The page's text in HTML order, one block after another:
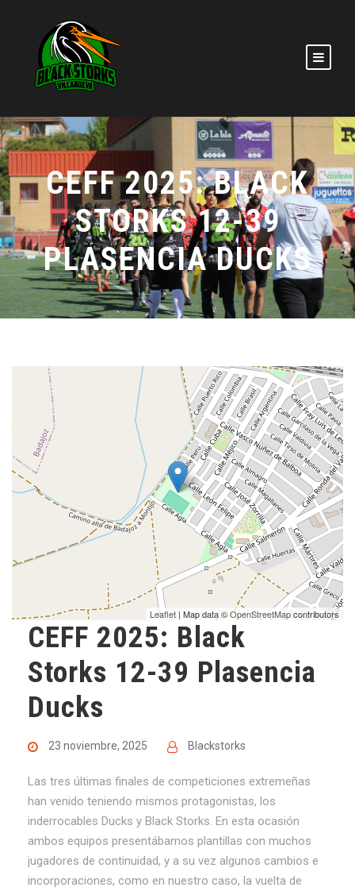
CEFF 2025: BLACK
STORKS 12-39
PLASENCIA DUCKS
Leaflet | Map data ©OpenStreetMapcontributors
CEFF 2025: Black
Storks 12-39 Plasencia
Ducks
23 noviembre, 2025 Blackstorks
Las tres últimas finales de competiciones extremeñas
han venido teniendo mismos protagonistas, los
inderrocables Ducks y Black Storks. En esta ocasión
ambos equipos presentábamos plantillas con muchos
jugadores de continuidad, y a su vez algunos cambios e
incorporaciones, como en nuestro caso, la vuelta de